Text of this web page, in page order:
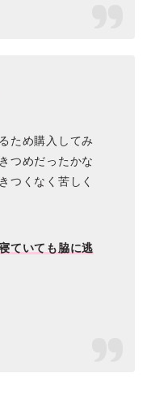
ため購入してみ
つめだったかな
つくなく苦しく
ていても脇に逃